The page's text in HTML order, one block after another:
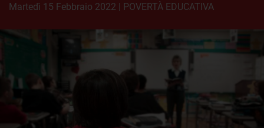
martedì 15 Febbraio 2022 | POVERTÀ EDUCATIVA